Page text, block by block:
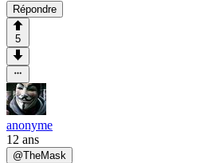
Répondre
5
anonyme
12 ans
@TheMask